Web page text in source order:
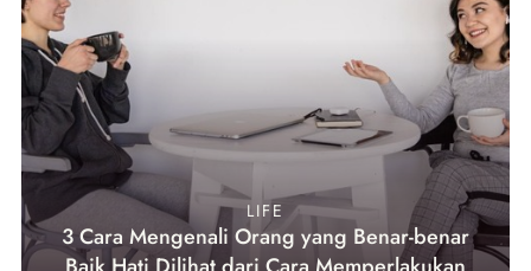
LIFE
3 Cara Mengenali Orang yang Benar-benar